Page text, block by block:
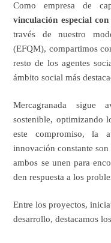
Como empresa de
vinculación especial
través de nuestro
(EFQM), compartimos
resto de los agentes
ámbito social más
Mercagranada sigue
sostenible, optimizando
este compromiso, la
innovación constante
ambos se unen para
den respuesta a los
Entre los proyectos,
desarrollo, destacamos